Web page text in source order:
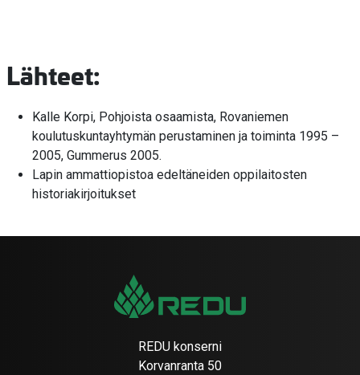
Lähteet:
Kalle Korpi, Pohjoista osaamista, Rovaniemen
koulutuskuntayhtymän perustaminen ja toiminta 1995 –
2005, Gummerus 2005.
Lapin ammattiopistoa edeltäneiden oppilaitosten
historiakirjoitukset
REDU konserni
Korvanranta 50